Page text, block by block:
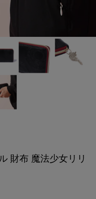
財布 魔法少女リリ